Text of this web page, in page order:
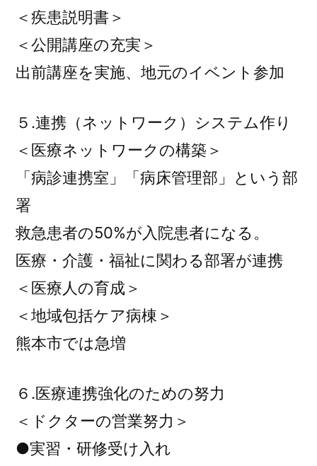
＜疾患説明書＞
＜公開講座の充実＞
出前講座を実施、地元のイベント参加
５.連携（ネットワーク）システム作り
＜医療ネットワークの構築＞
「病診連携室」「病床管理部」という部
署
救急患者の50%が入院患者になる。
医療・介護・福祉に関わる部署が連携
＜医療人の育成＞
＜地域包括ケア病棟＞
熊本市では急増
６.医療連携強化のための努力
＜ドクターの営業努力＞
●実習・研修受け入れ